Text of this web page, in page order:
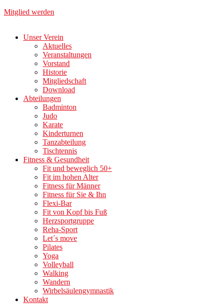
Mitglied werden
Unser Verein
Aktuelles
Veranstaltungen
Vorstand
Historie
Mitgliedschaft
Download
Abteilungen
Badminton
Judo
Karate
Kinderturnen
Tanzabteilung
Tischtennis
Fitness & Gesundheit
Fit und beweglich 50+
Fit im hohen Alter
Fitness für Männer
Fitness für Sie & Ihn
Flexi-Bar
Fit von Kopf bis Fuß
Herzsportgruppe
Reha-Sport
Let´s move
Pilates
Yoga
Volleyball
Walking
Wandern
Wirbelsäulengymnastik
Kontakt